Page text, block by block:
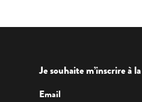
Je souhaite m’inscrire à
Email